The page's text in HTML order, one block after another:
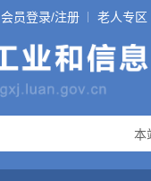
会员登录/注册 老人专区